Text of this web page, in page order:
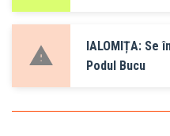
IALOMIȚA: Se
Podul Bucu